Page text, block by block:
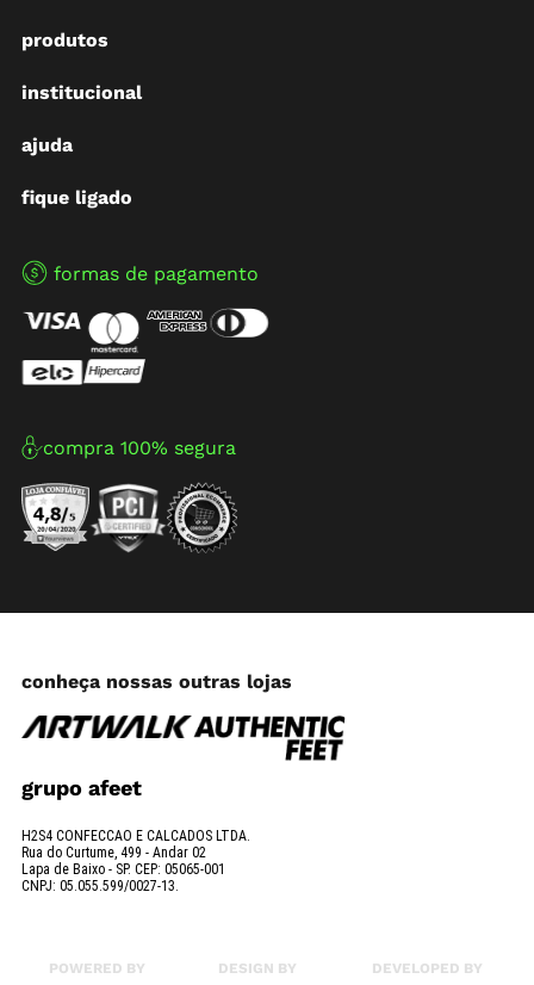
produtos
institucional
ajuda
fique ligado
formas de pagamento
compra 100% segura
conheça nossas outras lojas
grupo afeet
H2S4 CONFECCAO E CALCADOS LTDA.
Rua do Curtume, 499 - Andar 02
Lapa de Baixo - SP. CEP: 05065-001
CNPJ: 05.055.599/0027-13.
POWERED BY DESIGN BY DEVELOPED BY